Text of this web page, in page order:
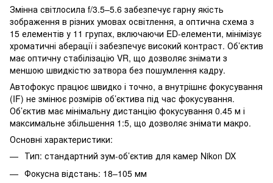
Змінна світлосила f/3.5–5.6 забезпечує гарну якість
зображення в різних умовах освітлення, а оптична схема з
15 елементів у 11 групах, включаючи ED-елементи, мінімізує
хроматичні аберації і забезпечує високий контраст. Об’єктив
має оптичну стабілізацію VR, що дозволяє знімати з
меншою швидкістю затвора без пошумлення кадру.​
Автофокус працює швидко і точно, а внутрішнє фокусування
(IF) не змінює розмірів об’єктива під час фокусування.
Об’єктив має мінімальну дистанцію фокусування 0.45 м і
максимальне збільшення 1:5, що дозволяє знімати макро.​
Основні характеристики:
Тип: стандартний зум-об’єктив для камер Nikon DX
Фокусна відстань: 18–105 мм